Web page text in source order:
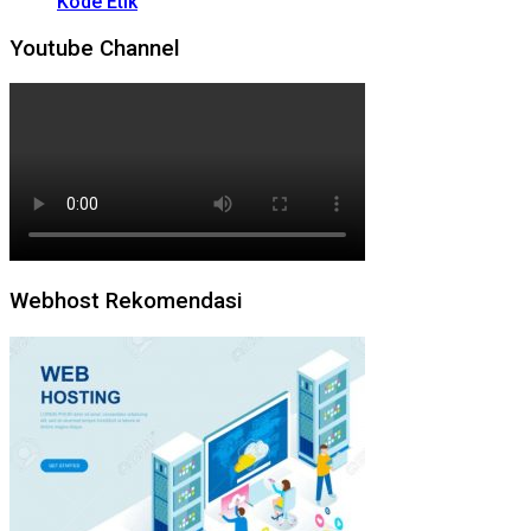
Youtube Channel
Webhost Rekomendasi